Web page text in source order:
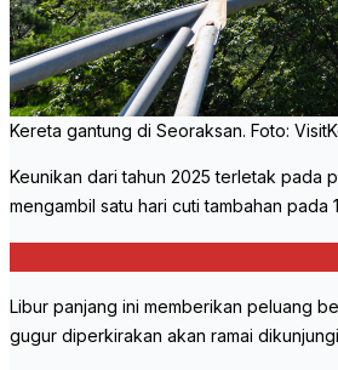
Kereta gantung di Seoraksan. Foto:
Keunikan dari tahun 2025 terletak pada
mengambil satu hari cuti tambahan
Libur panjang ini memberikan peluang
gugur diperkirakan akan ramai